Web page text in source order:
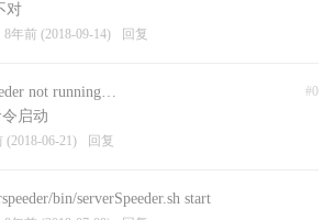
对
8年前 (2018-09-14) 回复
#0
not running…
启动
(2018-06-21) 回复
bin/serverSpeeder.sh start